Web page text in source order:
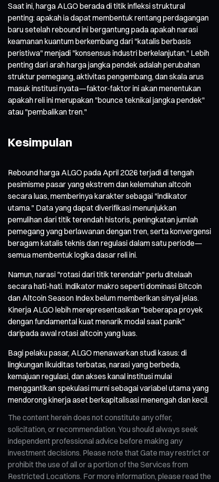
Saat ini, harga ALGO berada di titik infleksi struktural
penting: apakah ia dapat membentuk rentang perdagangan
baru setelah rebound ini bergantung pada apakah narasi
keamanan kuantum berkembang dari "katalis berbasis
peristiwa" menjadi "konsensus industri berkelanjutan." Lebih
penting dari arah harga jangka pendek adalah perubahan
struktur pemegang, aktivitas pengembang, dan skala arus
masuk institusi nyata—faktor-faktor ini akan menentukan
apakah reli ini merupakan "bounce teknikal jangka pendek"
atau "pembalikan tren."
Kesimpulan
Rebound harga ALGO pada April 2026 terjadi di tengah
pesimisme pasar yang ekstrem dan kelemahan altcoin
secara luas, memberinya karakter sebagai "indikator
utama." Data yang dapat diverifikasi menunjukkan
pemulihan dari titik terendah historis, peningkatan jumlah
pemegang yang berlawanan dengan tren, serta konvergensi
beragam katalis teknis dan regulasi dalam satu periode—
semua membentuk logika dasar reli ini.
Namun, narasi "rotasi dari titik terendah" perlu ditelaah
secara hati-hati. Indikator makro seperti dominasi Bitcoin
dan Altcoin Season Index belum memberikan sinyal jelas.
Kinerja ALGO lebih merepresentasikan "beberapa proyek
dengan fundamental kuat menarik modal saat panik"
daripada awal rotasi altcoin yang luas.
Bagi pelaku pasar, ALGO menawarkan studi kasus: di
lingkungan likuiditas terbatas, narasi yang berbeda,
kemajuan regulasi, dan akses kanal institusi mulai
menggantikan spekulasi murni sebagai variabel utama yang
mendorong kinerja aset berkapitalisasi menengah dan kecil.
The content herein does not constitute any offer,
solicitation, or recommendation. You should always seek
independent professional advice before making any
investment decisions. Please note that Gate may restrict or
prohibit the use of all or a portion of the Services from
Restricted Locations. For more information, please read the